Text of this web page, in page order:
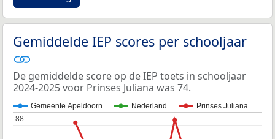
Gemiddelde IEP scores per schooljaar
De gemiddelde score op de IEP toets in schooljaar
2024-2025 voor Prinses Juliana was 74.
Gemeente Apeldoorn Nederland Prinses Juliana
88
88